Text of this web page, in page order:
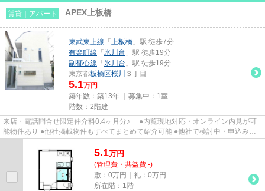
賃貸｜アパート APEX上板橋
東武東上線 「 上板橋 」駅 徒歩7分
有楽町線 「 氷川台 」駅 徒歩19分
副都心線 「 氷川台 」駅 徒歩19分
東京都板橋区桜川 ３丁目
5.1万円
築年数：築13年 ｜募集中： 1室
階数：2階建
来店・電話問合せ限定仲介料0.4ヶ月分♪ ●内覧現地対応・オンライン内見が可
能物件あり ●他社掲載物件もすべてまとめて紹介可能 ●他社で検討中・申込み済
5.1万円
(管理費・共益費 -)
敷：0万円｜礼：0万円
所在階：1階